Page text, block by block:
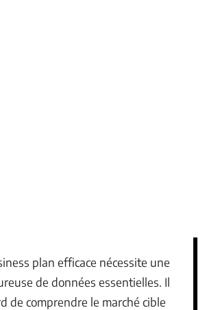
plan efficace nécessite une
de données essentielles. Il
de comprendre le marché cible